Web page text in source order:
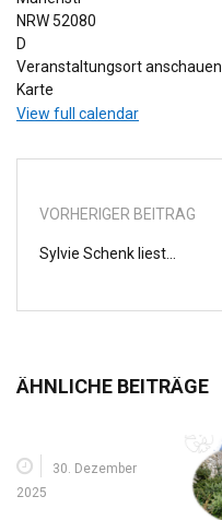
NRW 52080
D
Veranstaltungsort anschauen
Karte
Marienstr
View full calendar
VORHERIGER BEITRAG
Sylvie Schenk liest...
ÄHNLICHE BEITRÄGE
30. Dezember
2025